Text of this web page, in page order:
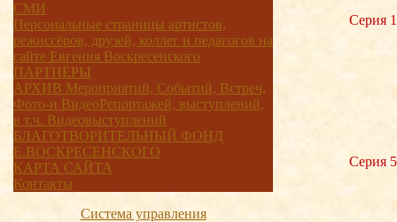
СМИ
Персональные страницы артистов,
режиссёров, друзей, коллег и педагогов на
сайте Евгения Воскресенского
ПАРТНЁРЫ
АРХИВ Мероприятий, Событий, Встреч,
Фото-и ВидеоРепортажей, выступлений,
в т.ч. Видеовыступлений
БЛАГОТВОРИТЕЛЬНЫЙ ФОНД
Е.ВОСКРЕСЕНСКОГО
КАРТА САЙТА
Контакты
Система управления
Серия 1
Серия 5